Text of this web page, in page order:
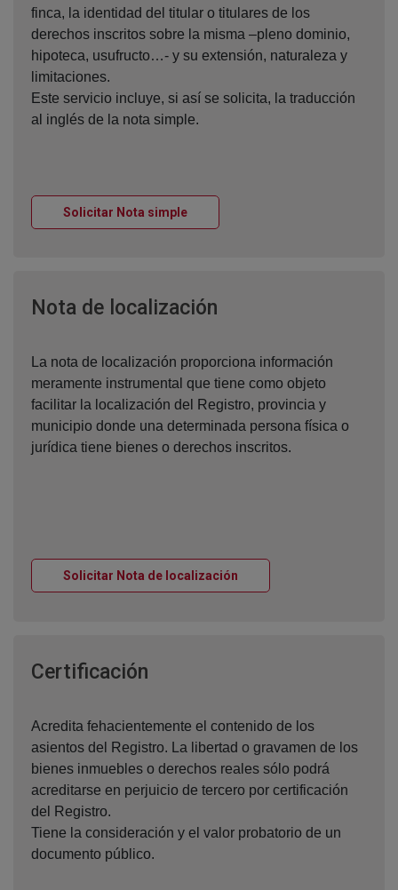
finca, la identidad del titular o titulares de los
derechos inscritos sobre la misma –pleno dominio,
hipoteca, usufructo…- y su extensión, naturaleza y
limitaciones.
Este servicio incluye, si así se solicita, la traducción
al inglés de la nota simple.
Solicitar Nota simpleVentana nueva
Nota de localización
La nota de localización proporciona información
meramente instrumental que tiene como objeto
facilitar la localización del Registro, provincia y
municipio donde una determinada persona física o
jurídica tiene bienes o derechos inscritos.
Solicitar Nota de localización
Certificación
Acredita fehacientemente el contenido de los
asientos del Registro. La libertad o gravamen de los
bienes inmuebles o derechos reales sólo podrá
acreditarse en perjuicio de tercero por certificación
del Registro.
Tiene la consideración y el valor probatorio de un
documento público.